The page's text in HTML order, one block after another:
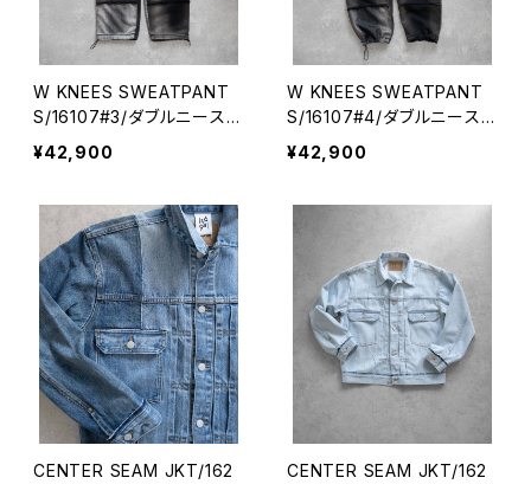
W KNEES SWEATPANT
S/16107#3/ダブルニースエ
ットパンツ
¥42,900
W KNEES SWEATPANT
S/16107#4/ダブルニースエ
ットパンツ
¥42,900
CENTER SEAM JKT/162
CENTER SEAM JKT/162